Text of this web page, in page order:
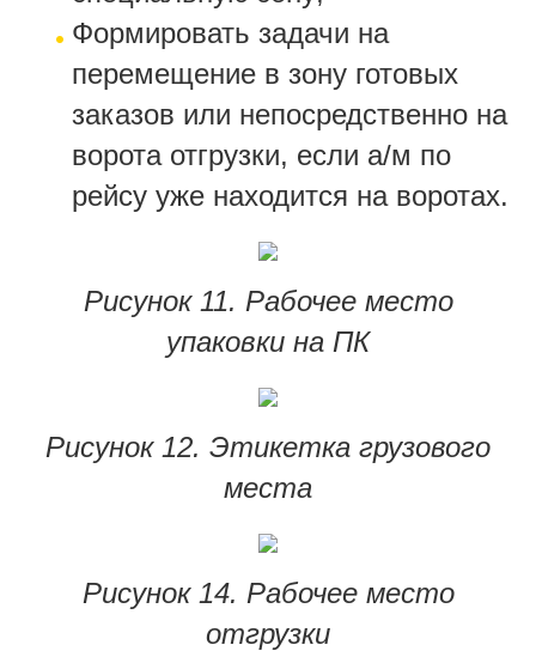
Формировать задачи на
перемещение в зону готовых
заказов или непосредственно на
ворота отгрузки, если а/м по
рейсу уже находится на воротах.
Рисунок 11. Рабочее место
упаковки на ПК
Рисунок 12. Этикетка грузового
места
Рисунок 14. Рабочее место
отгрузки